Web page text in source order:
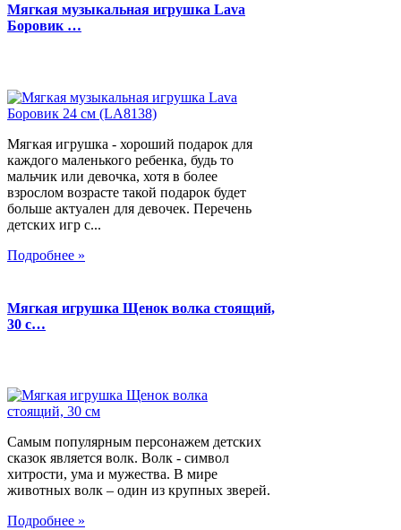
Мягкая музыкальная игрушка Lava
Боровик …
Мягкая игрушка - хороший подарок для
каждого маленького ребенка, будь то
мальчик или девочка, хотя в более
взрослом возрасте такой подарок будет
больше актуален для девочек. Перечень
детских игр с...
Подробнее »
Мягкая игрушка Щенок волка стоящий,
30 с…
Самым популярным персонажем детских
сказок является волк. Волк - символ
хитрости, ума и мужества. В мире
животных волк – один из крупных зверей.
Подробнее »